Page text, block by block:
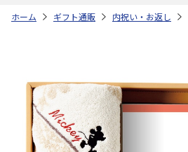
ホーム ギフト通販 内祝い・お返し